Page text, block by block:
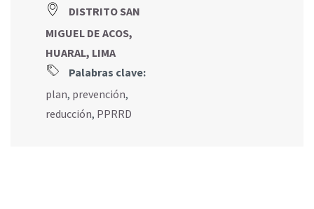
DISTRITO SAN
MIGUEL DE ACOS,
HUARAL, LIMA
Palabras clave:
plan, prevención,
reducción, PPRRD